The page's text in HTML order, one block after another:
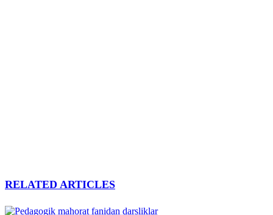
RELATED ARTICLES